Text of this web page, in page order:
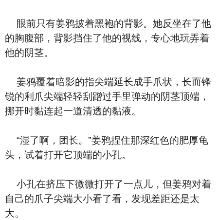
眼前只有姜鸦披着黑袍的背影。她反坐在了他
的胸腹部，背影挡住了他的视线，专心地玩弄着
他的阴茎。
姜鸦覆着暗影的指尖端延长成手爪状，长而锋
锐的利爪尖端轻轻刮蹭过手里弹动的阴茎顶端，
挪开时黏连起一道清透的黏液。
“湿了啊，团长。”姜鸦捏住那深红色的肥厚龟
头，试着打开它顶端的小孔。
小孔在挤压下微微打开了一点儿，但姜鸦对着
自己的爪子尖端大小看了看，发现差距还是太
大。